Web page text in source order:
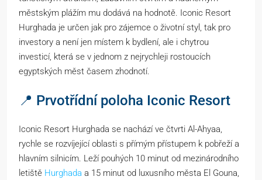
městským plážím mu dodává na hodnotě. Iconic Resort
Hurghada je určen jak pro zájemce o životní styl, tak pro
investory a není jen místem k bydlení, ale i chytrou
investicí, která se v jednom z nejrychleji rostoucích
egyptských měst časem zhodnotí.
📍 Prvotřídní poloha Iconic Resort
Iconic Resort Hurghada se nachází ve čtvrti Al-Ahyaa,
rychle se rozvíjející oblasti s přímým přístupem k pobřeží a
hlavním silnicím. Leží pouhých 10 minut od mezinárodního
letiště Hurghada a 15 minut od luxusního města El Gouna,